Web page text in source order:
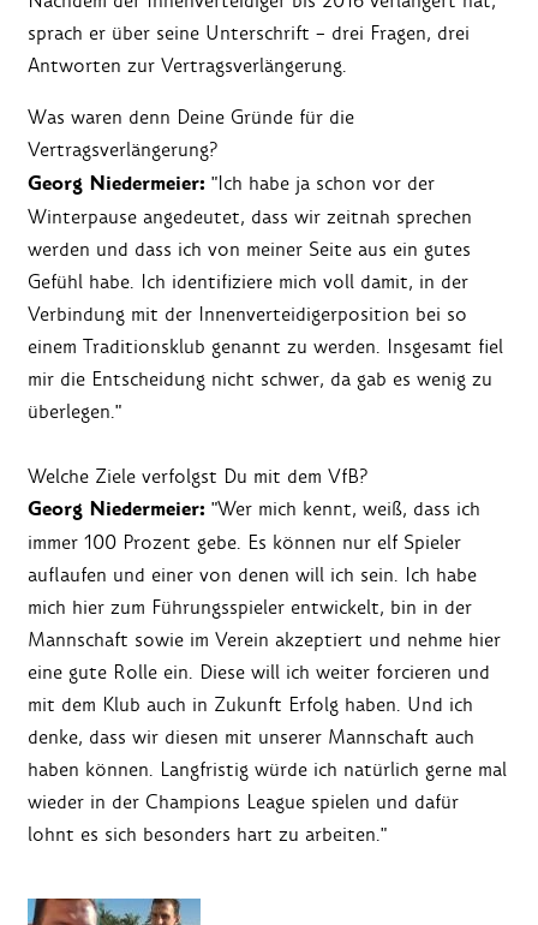
sprach er über seine Unterschrift – drei Fragen, drei
Antworten zur Vertragsverlängerung.
Was waren denn Deine Gründe für die
Vertragsverlängerung?
Georg Niedermeier: "Ich habe ja schon vor der
Winterpause angedeutet, dass wir zeitnah sprechen
werden und dass ich von meiner Seite aus ein gutes
Gefühl habe. Ich identifiziere mich voll damit, in der
Verbindung mit der Innenverteidigerposition bei so
einem Traditionsklub genannt zu werden. Insgesamt fiel
mir die Entscheidung nicht schwer, da gab es wenig zu
überlegen."
Welche Ziele verfolgst Du mit dem VfB?
Georg Niedermeier: "Wer mich kennt, weiß, dass ich
immer 100 Prozent gebe. Es können nur elf Spieler
auflaufen und einer von denen will ich sein. Ich habe
mich hier zum Führungsspieler entwickelt, bin in der
Mannschaft sowie im Verein akzeptiert und nehme hier
eine gute Rolle ein. Diese will ich weiter forcieren und
mit dem Klub auch in Zukunft Erfolg haben. Und ich
denke, dass wir diesen mit unserer Mannschaft auch
haben können. Langfristig würde ich natürlich gerne mal
wieder in der Champions League spielen und dafür
lohnt es sich besonders hart zu arbeiten."